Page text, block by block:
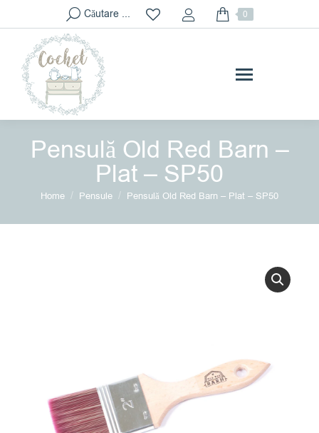
Search:Căutare ... 0
Pensulă Old Red Barn –
Plat – SP50
You are here:
Home Pensule Pensulă Old Red Barn – Plat – SP50